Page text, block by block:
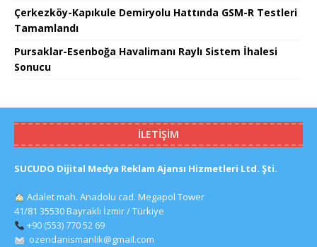
Çerkezköy-Kapıkule Demiryolu Hattında GSM-R Testleri
Tamamlandı
Pursaklar-Esenboğa Havalimanı Raylı Sistem İhalesi
Sonucu
İLETIŞIM
SUCUDO Dijital Medya Reklam Ajansı Hizmetleri Ltd. Şti.
Adalet mah. Anadolu cad. Megapol Tower
41/81 35530 Bayraklı İzmir / Türkiye
+90 (553) 770 52 69
ozendanismanlik@gmail.com